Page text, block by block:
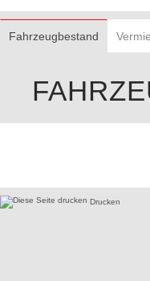
Fahrzeugbestand
Drucken